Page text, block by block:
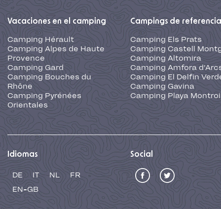
Vacaciones en el camping
Camping Hérault
Camping Alpes de Haute
Provence
Camping Gard
Camping Bouches du
Rhône
Camping Pyrénées
Orientales
Campings de referencia
Camping Els Prats
Camping Castell
Camping Altomira
Camping Amfora
Camping El Delfin
Camping Gavina
Camping Playa
Idiomas
DE IT NL
FR
EN-GB
Social